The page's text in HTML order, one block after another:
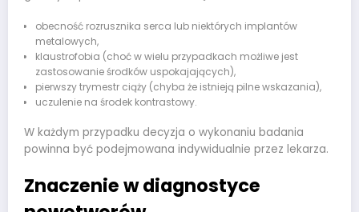
obecność rozrusznika serca lub niektórych implantów
metalowych,
klaustrofobia (choć w wielu przypadkach możliwe jest
zastosowanie środków uspokajających),
pierwszy trymestr ciąży (chyba że istnieją pilne wskazania),
uczulenie na środek kontrastowy.
W każdym przypadku decyzja o wykonaniu badania
powinna być podejmowana indywidualnie przez lekarza.
Znaczenie w diagnostyce